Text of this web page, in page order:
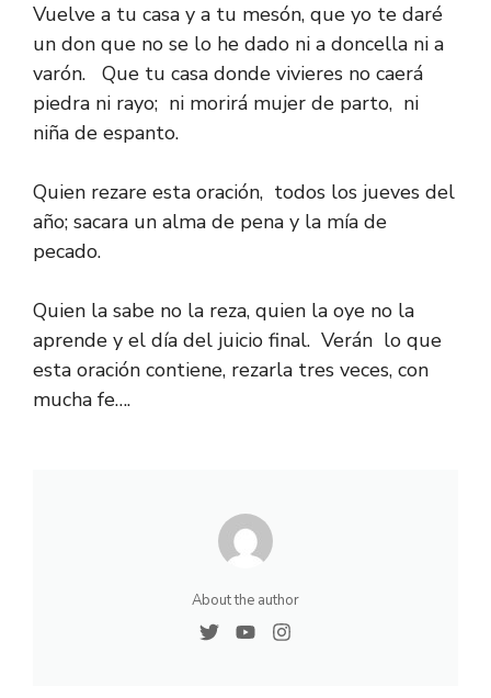
Vuelve a tu casa y a tu mesón, que yo te daré
un don que no se lo he dado ni a doncella ni a
varón. Que tu casa donde vivieres no caerá
piedra ni rayo; ni morirá mujer de parto, ni
niña de espanto.
Quien rezare esta oración, todos los jueves del
año; sacara un alma de pena y la mía de
pecado.
Quien la sabe no la reza, quien la oye no la
aprende y el día del juicio final. Verán lo que
esta oración contiene, rezarla tres veces, con
mucha fe….
About the author